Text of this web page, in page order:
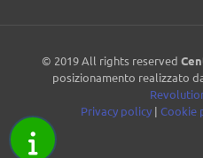
© 2019 All rights reserved
posizionamento realizzato
Privacy policy| Cookie